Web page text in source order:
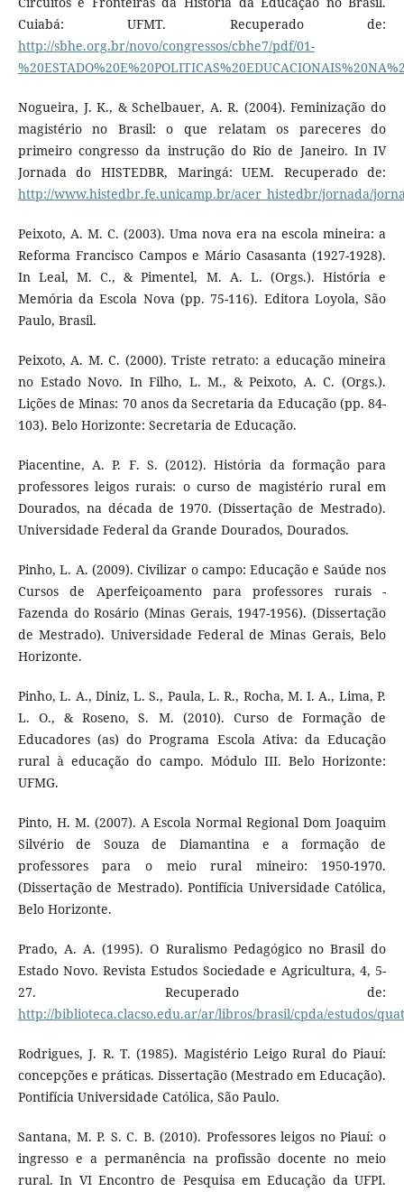
Cuiabá: UFMT. Recuperado de:
http://sbhe.org.br/novo/congressos/cbhe7/pdf/01-
Nogueira, J. K., & Schelbauer, A. R. (2004). Feminização do
magistério no Brasil: o que relatam os pareceres do
primeiro congresso da instrução do Rio de Janeiro. In IV
Jornada do HISTEDBR, Maringá: UEM. Recuperado de:
http://www.histedbr.fe.unicamp.br/acer_histedbr/jornada/
Peixoto, A. M. C. (2003). Uma nova era na escola mineira: a
Reforma Francisco Campos e Mário Casasanta (1927-1928).
In Leal, M. C., & Pimentel, M. A. L. (Orgs.). História e
Memória da Escola Nova (pp. 75-116). Editora Loyola, São
Paulo, Brasil.
Peixoto, A. M. C. (2000). Triste retrato: a educação mineira
no Estado Novo. In Filho, L. M., & Peixoto, A. C. (Orgs.).
Lições de Minas: 70 anos da Secretaria da Educação (pp. 84-
103). Belo Horizonte: Secretaria de Educação.
Piacentine, A. P. F. S. (2012). História da formação para
professores leigos rurais: o curso de magistério rural em
Dourados, na década de 1970. (Dissertação de Mestrado).
Universidade Federal da Grande Dourados, Dourados.
Pinho, L. A. (2009). Civilizar o campo: Educação e Saúde nos
Cursos de Aperfeiçoamento para professores rurais -
Fazenda do Rosário (Minas Gerais, 1947-1956). (Dissertação
de Mestrado). Universidade Federal de Minas Gerais, Belo
Horizonte.
Pinho, L. A., Diniz, L. S., Paula, L. R., Rocha, M. I. A., Lima, P.
L. O., & Roseno, S. M. (2010). Curso de Formação de
Educadores (as) do Programa Escola Ativa: da Educação
rural à educação do campo. Módulo III. Belo Horizonte:
UFMG.
Pinto, H. M. (2007). A Escola Normal Regional Dom Joaquim
Silvério de Souza de Diamantina e a formação de
professores para o meio rural mineiro: 1950-1970.
(Dissertação de Mestrado). Pontifícia Universidade Católica,
Belo Horizonte.
Prado, A. A. (1995). O Ruralismo Pedagógico no Brasil do
Estado Novo. Revista Estudos Sociedade e Agricultura, 4, 5-
27. Recuperado de:
http://biblioteca.clacso.edu.ar/ar/libros/brasil/cpda/estudos/
Rodrigues, J. R. T. (1985). Magistério Leigo Rural do Piauí:
concepções e práticas. Dissertação (Mestrado em Educação).
Pontifícia Universidade Católica, São Paulo.
Santana, M. P. S. C. B. (2010). Professores leigos no Piauí: o
ingresso e a permanência na profissão docente no meio
rural. In VI Encontro de Pesquisa em Educação da UFPI.